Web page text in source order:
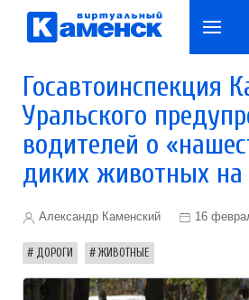
Госавтоинспекция
Уральского
водителей о
диких животных на
Александр Каменский 16
ДОРОГИ ЖИВОТНЫЕ